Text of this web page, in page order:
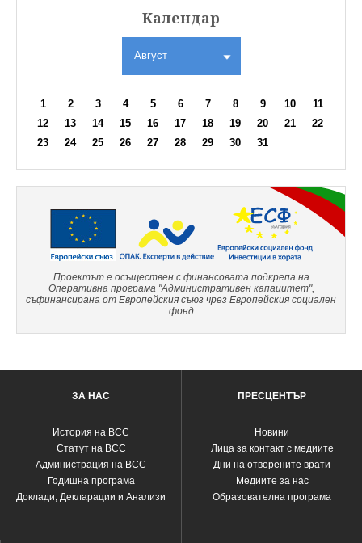
Календар
Август
1 2 3 4 5 6 7 8 9 10
11
12
13 14 15 16 17 18 19 20 21
22
23
24 25 26 27 28 29 30 31
Проектът е осъществен с финансовата подкрепа на
Оперативна програма "Административен капацитет",
съфинансирана от Европейския съюз чрез Европейския социален
фонд
ЗА НАС
История на ВСС
Статут на ВСС
Администрация на ВСС
Годишна програма
Доклади, Декларации и Анализи
ПРЕСЦЕНТЪР
Новини
Лица за контакт с медиите
Дни на отворените врати
Медиите за нас
Образователна програма